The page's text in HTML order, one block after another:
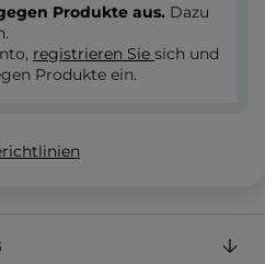
Produkte aus. Dazu
registrieren Sie sich und
Produkte ein.